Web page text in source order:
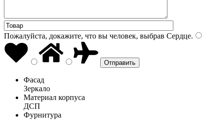
Пожалуйста, докажите, что вы человек, выбрав Сердце.
Фасад
Зеркало
Материал корпуса
ДСП
Фурнитура